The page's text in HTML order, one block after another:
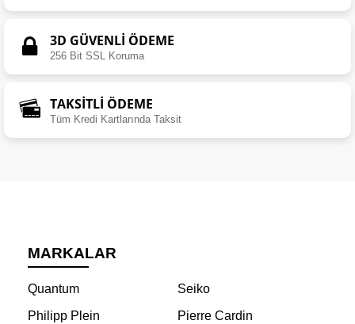
3D GÜVENLİ ÖDEME
256 Bit SSL Koruma
TAKSİTLİ ÖDEME
Tüm Kredi Kartlarında Taksit
MARKALAR
Quantum
Seiko
Philipp Plein
Pierre Cardin